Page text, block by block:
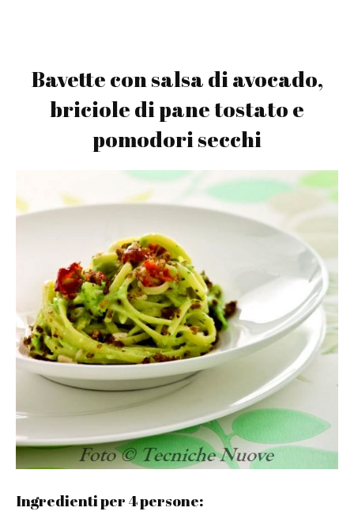
Bavette con salsa di avocado,
briciole di pane tostato e
pomodori secchi
Ingredienti per 4 persone: